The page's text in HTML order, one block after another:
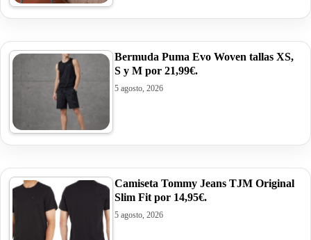
Bermuda Puma Evo Woven tallas XS,
S y M por 21,99€.
5 agosto, 2026
Camiseta Tommy Jeans TJM Original
Slim Fit por 14,95€.
5 agosto, 2026